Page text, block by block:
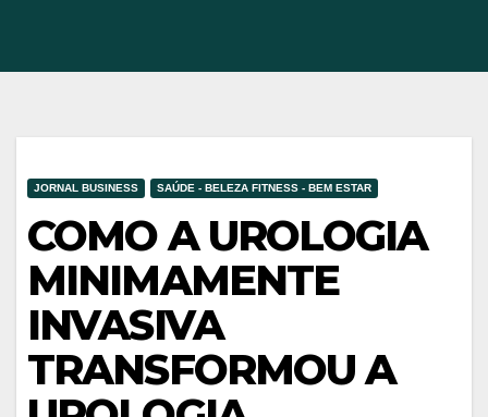
JORNAL BUSINESS SAÚDE - BELEZA FITNESS - BEM ESTAR
COMO A UROLOGIA
MINIMAMENTE
INVASIVA
TRANSFORMOU A